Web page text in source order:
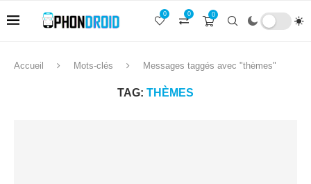
0
0
0
Accueil Mots-clés Messages taggés avec "thèmes"
TAG: THÈMES